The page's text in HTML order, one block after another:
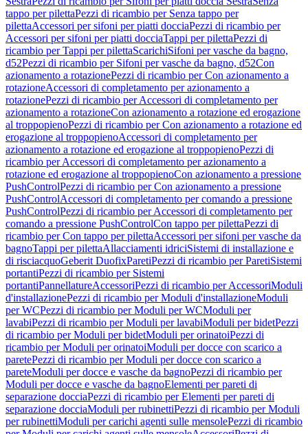
tappo per pilettaPezzi di ricambio per Senza tappo per
pilettaAccessori per sifoni per piatti docciaPezzi di ricambio per
Accessori per sifoni per piatti docciaTappi per pilettaPezzi di
ricambio per Tappi per pilettaScarichiSifoni per vasche da bagno,
d52Pezzi di ricambio per Sifoni per vasche da bagno, d52Con
azionamento a rotazionePezzi di ricambio per Con azionamento a
rotazioneAccessori di completamento per azionamento a
rotazionePezzi di ricambio per Accessori di completamento per
azionamento a rotazioneCon azionamento a rotazione ed erogazione
al troppopienoPezzi di ricambio per Con azionamento a rotazione ed
erogazione al troppopienoAccessori di completamento per
azionamento a rotazione ed erogazione al troppopienoPezzi di
ricambio per Accessori di completamento per azionamento a
rotazione ed erogazione al troppopienoCon azionamento a pressione
PushControlPezzi di ricambio per Con azionamento a pressione
PushControlAccessori di completamento per comando a pressione
PushControlPezzi di ricambio per Accessori di completamento per
comando a pressione PushControlCon tappo per pilettaPezzi di
ricambio per Con tappo per pilettaAccessori per sifoni per vasche da
bagnoTappi per pilettaAllacciamenti idriciSistemi di installazione e
di risciacquoGeberit DuofixParetiPezzi di ricambio per ParetiSistemi
portantiPezzi di ricambio per Sistemi
portantiPannellatureAccessoriPezzi di ricambio per AccessoriModuli
d'installazionePezzi di ricambio per Moduli d'installazioneModuli
per WCPezzi di ricambio per Moduli per WCModuli per
lavabiPezzi di ricambio per Moduli per lavabiModuli per bidetPezzi
di ricambio per Moduli per bidetModuli per orinatoiPezzi di
ricambio per Moduli per orinatoiModuli per docce con scarico a
paretePezzi di ricambio per Moduli per docce con scarico a
pareteModuli per docce e vasche da bagnoPezzi di ricambio per
Moduli per docce e vasche da bagnoElementi per pareti di
separazione docciaPezzi di ricambio per Elementi per pareti di
separazione docciaModuli per rubinettiPezzi di ricambio per Moduli
per rubinettiModuli per carichi agenti sulle mensolePezzi di ricambio